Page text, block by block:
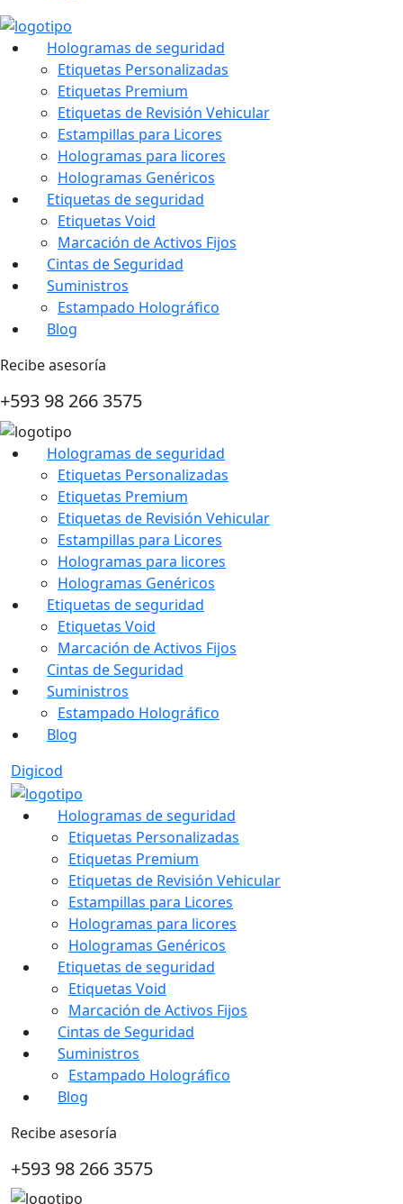
Hologramas de seguridad
Etiquetas Personalizadas
Etiquetas Premium
Etiquetas de Revisión Vehicular
Estampillas para Licores
Hologramas para licores
Hologramas Genéricos
Etiquetas de seguridad
Etiquetas Void
Marcación de Activos Fijos
Cintas de Seguridad
Suministros
Estampado Holográfico
Blog
Recibe asesoría
+593 98 266 3575
Hologramas de seguridad
Etiquetas Personalizadas
Etiquetas Premium
Etiquetas de Revisión Vehicular
Estampillas para Licores
Hologramas para licores
Hologramas Genéricos
Etiquetas de seguridad
Etiquetas Void
Marcación de Activos Fijos
Cintas de Seguridad
Suministros
Estampado Holográfico
Blog
Digicod
Hologramas de seguridad
Etiquetas Personalizadas
Etiquetas Premium
Etiquetas de Revisión Vehicular
Estampillas para Licores
Hologramas para licores
Hologramas Genéricos
Etiquetas de seguridad
Etiquetas Void
Marcación de Activos Fijos
Cintas de Seguridad
Suministros
Estampado Holográfico
Blog
Recibe asesoría
+593 98 266 3575